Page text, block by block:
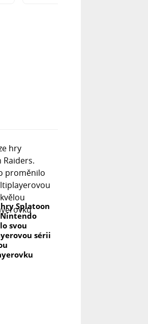
hry Splatoon
svou
sérii